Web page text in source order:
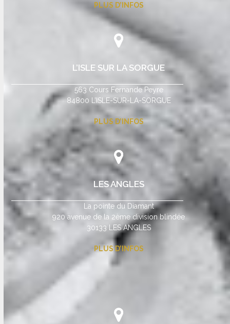
PLUS D’INFOS
L’ISLE SUR LA SORGUE
563 Cours Fernande Peyre
84800 L’ISLE-SUR-LA-SORGUE
PLUS D’INFOS
LES ANGLES
La pointe du Diamant
920 avenue de la 2ème division blindée
30133 LES ANGLES
PLUS D’INFOS